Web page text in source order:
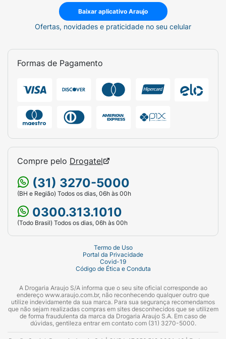
Baixar aplicativo Araujo
Ofertas, novidades e praticidade no seu celular
Formas de Pagamento
Compre pelo Drogatel
(31) 3270-5000
(BH e Região) Todos os dias, 06h às 00h
0300.313.1010
(Todo Brasil) Todos os dias, 06h às 00h
Termo de Uso
Portal da Privacidade
Covid-19
Código de Ética e Conduta
A Drogaria Araujo S/A informa que o seu site oficial corresponde ao
endereço www.araujo.com.br, não reconhecendo qualquer outro que
utilize indevidamente da sua marca. Para sua segurança recomendamos
que não sejam realizadas compras em sites desconhecidos que se utilizem
de forma fraudulenta da marca da Drogaria Araujo S.A. Em caso de
dúvidas, gentileza entrar em contato com (31) 3270-5000.